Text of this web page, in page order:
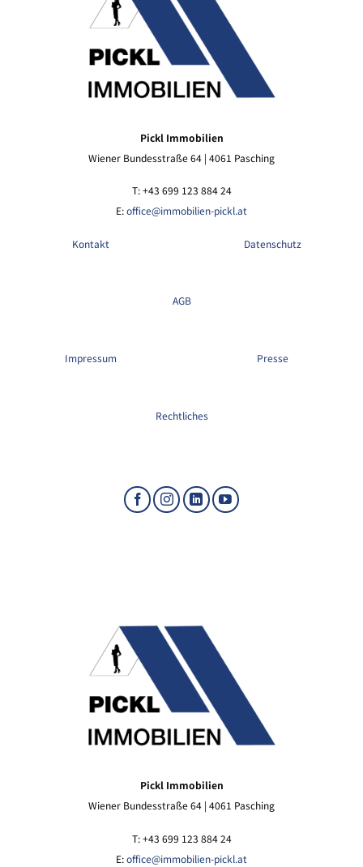
Pickl Immobilien
Wiener Bundesstraße 64 | 4061 Pasching
T: +43 699 123 884 24
E:office@immobilien-pickl.at
Kontakt Datenschutz
AGB
Impressum Presse
Rechtliches
Pickl Immobilien
Wiener Bundesstraße 64 | 4061 Pasching
T: +43 699 123 884 24
E:office@immobilien-pickl.at